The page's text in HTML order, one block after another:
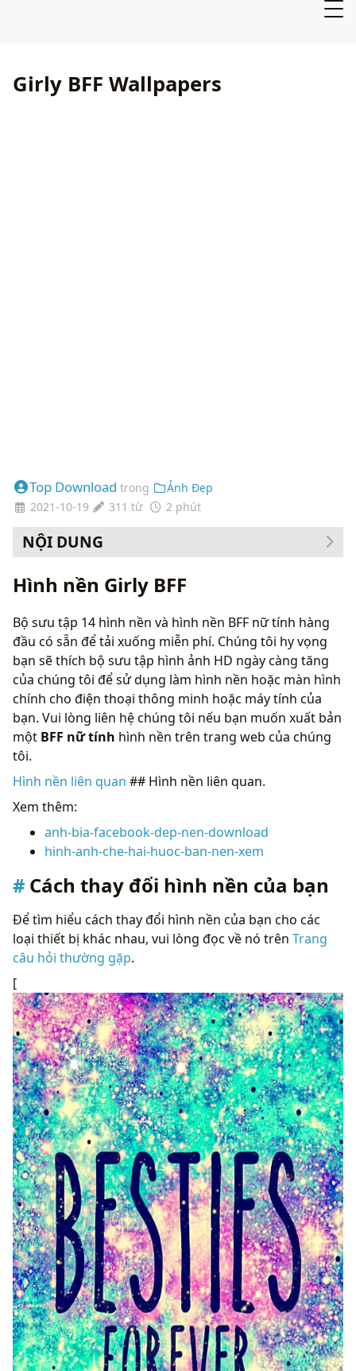
Girly BFF Wallpapers
Top Download trong
Ảnh Đẹp
2021-10-19
311 từ 2 phút
NỘI DUNG
Hình nền Girly BFF
Bộ sưu tập 14 hình nền và hình nền BFF nữ tính hàng
đầu có sẵn để tải xuống miễn phí. Chúng tôi hy vọng
bạn sẽ thích bộ sưu tập hình ảnh HD ngày càng tăng
của chúng tôi để sử dụng làm hình nền hoặc màn hình
chính cho điện thoại thông minh hoặc máy tính của
bạn. Vui lòng liên hệ chúng tôi nếu bạn muốn xuất bản
một BFF nữ tính hình nền trên trang web của chúng
tôi.
Hình nền liên quan ## Hình nền liên quan.
Xem thêm:
anh-bia-facebook-dep-nen-download
hinh-anh-che-hai-huoc-ban-nen-xem
Cách thay đổi hình nền của bạn
Để tìm hiểu cách thay đổi hình nền của bạn cho các
loại thiết bị khác nhau, vui lòng đọc về nó trên Trang
câu hỏi thường gặp.
[